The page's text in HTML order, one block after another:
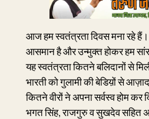
आज हम स्वतंत्रता दिवस मना रहे
आसमान है और उन्मुक्त होकर हम
यह स्वतंत्रता कितने बलिदानों से
भारती को गुलामी की बेडिय़ों से
कितने वीरों ने अपना सर्वस्व होम
भगत सिंह, राजगुरु व सुखदेव सहित